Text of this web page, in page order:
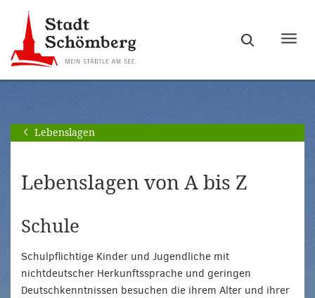
Hauptnavigation
springen
[Alt]+
Seiteninhalt
springen
[Alt]+
Lebenslagen
Lebenslagen von A bis Z
Schule
Schulpflichtige Kinder und Jugendliche mit
nichtdeutscher Herkunftssprache und geringen
Deutschkenntnissen besuchen die ihrem Alter und ihrer